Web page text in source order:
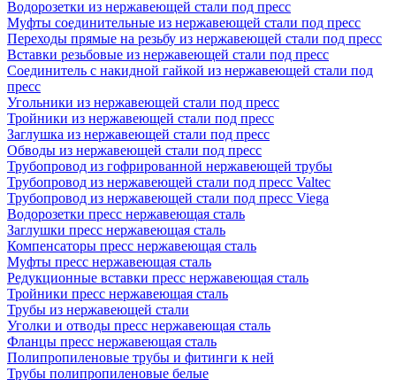
Водорозетки из нержавеющей стали под пресс
Муфты соединительные из нержавеющей стали под пресс
Переходы прямые на резьбу из нержавеющей стали под пресс
Вставки резьбовые из нержавеющей стали под пресс
Соединитель с накидной гайкой из нержавеющей стали под
пресс
Угольники из нержавеющей стали под пресс
Тройники из нержавеющей стали под пресс
Заглушка из нержавеющей стали под пресс
Обводы из нержавеющей стали под пресс
Трубопровод из гофрированной нержавеющей трубы
Трубопровод из нержавеющей стали под пресс Valtec
Трубопровод из нержавеющей стали под пресс Viega
Водорозетки пресс нержавеющая сталь
Заглушки пресс нержавеющая сталь
Компенсаторы пресс нержавеющая сталь
Муфты пресс нержавеющая сталь
Редукционные вставки пресс нержавеющая сталь
Тройники пресс нержавеющая сталь
Трубы из нержавеющей стали
Уголки и отводы пресс нержавеющая сталь
Фланцы пресс нержавеющая сталь
Полипропиленовые трубы и фитинги к ней
Трубы полипропиленовые белые